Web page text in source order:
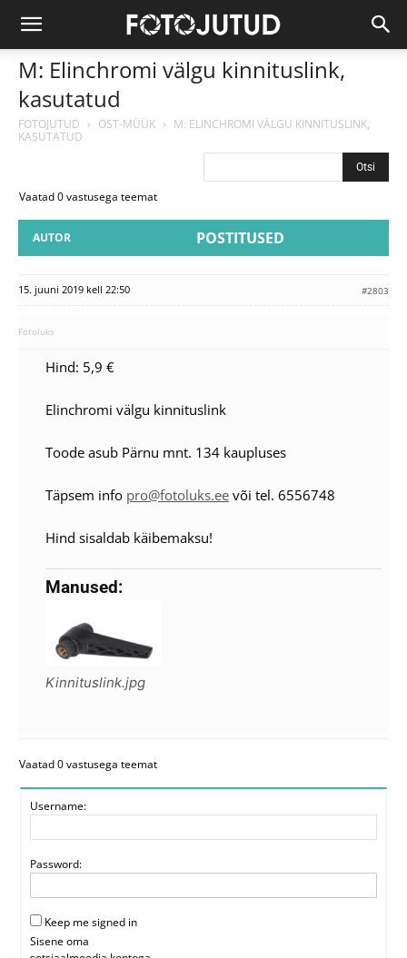
M: Elinchromi välgu kinnituslink,
kasutatud
FOTOJUTUD › OST-MÜÜK › M: ELINCHROMI VÄLGU KINNITUSLINK,
KASUTATUD
Vaatad 0 vastusega teemat
AUTOR POSTITUSED
15. juuni 2019 kell 22:50 #2803
Fotoluks
Hind: 5,9 €
Elinchromi välgu kinnituslink
Toode asub Pärnu mnt. 134 kaupluses
Täpsem info pro@fotoluks.ee või tel. 6556748
Hind sisaldab käibemaksu!
Manused:
Kinnituslink.jpg
Vaatad 0 vastusega teemat
Username:
Password:
Keep me signed in
Sisene oma